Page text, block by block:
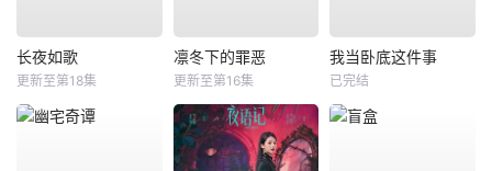
长夜如歌
更新至第18集
凛冬下的罪恶
更新至第16集
我当卧底这件事
已完结